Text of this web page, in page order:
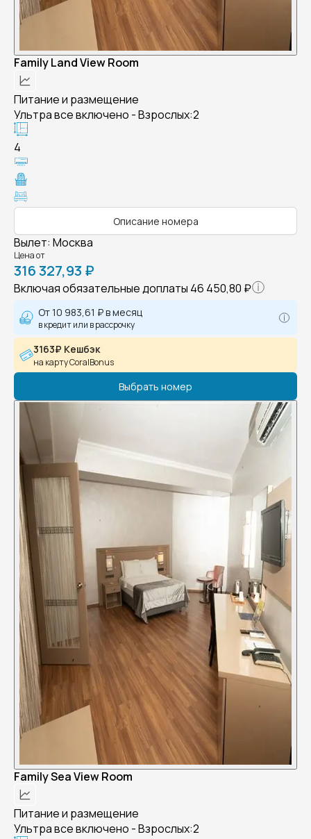
Family Land View Room
Питание и размещение
Ультра все включено - Взрослых:2
4
Описание номера
Вылет: Москва
Цена от
316 327,93 ₽
Включая обязательные доплаты 46 450,80 ₽
От10 983,61 ₽в месяц
в кредит или в рассрочку
3163₽ Кешбэк
на карту CoralBonus
Выбрать номер
Family Sea View Room
Питание и размещение
Ультра все включено - Взрослых:2